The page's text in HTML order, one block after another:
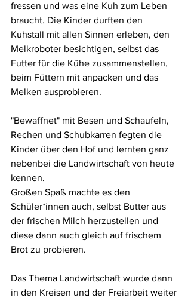
fressen und was eine Kuh zum Leben
braucht. Die Kinder durften den
Kuhstall mit allen Sinnen erleben, den
Melkroboter besichtigen, selbst das
Futter für die Kühe zusammenstellen,
beim Füttern mit anpacken und das
Melken ausprobieren.
"Bewaffnet" mit Besen und Schaufeln,
Rechen und Schubkarren fegten die
Kinder über den Hof und lernten ganz
nebenbei die Landwirtschaft von heute
kennen.
Großen Spaß machte es den
Schüler*innen auch, selbst Butter aus
der frischen Milch herzustellen und
diese dann auch gleich auf frischem
Brot zu probieren.
Das Thema Landwirtschaft wurde dann
in den Kreisen und der Freiarbeit weiter